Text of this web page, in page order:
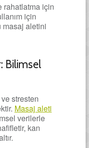
rahatlatma için
için
masaj aletini
Bilimsel
stresten
Masaj aleti
verilerle
kan